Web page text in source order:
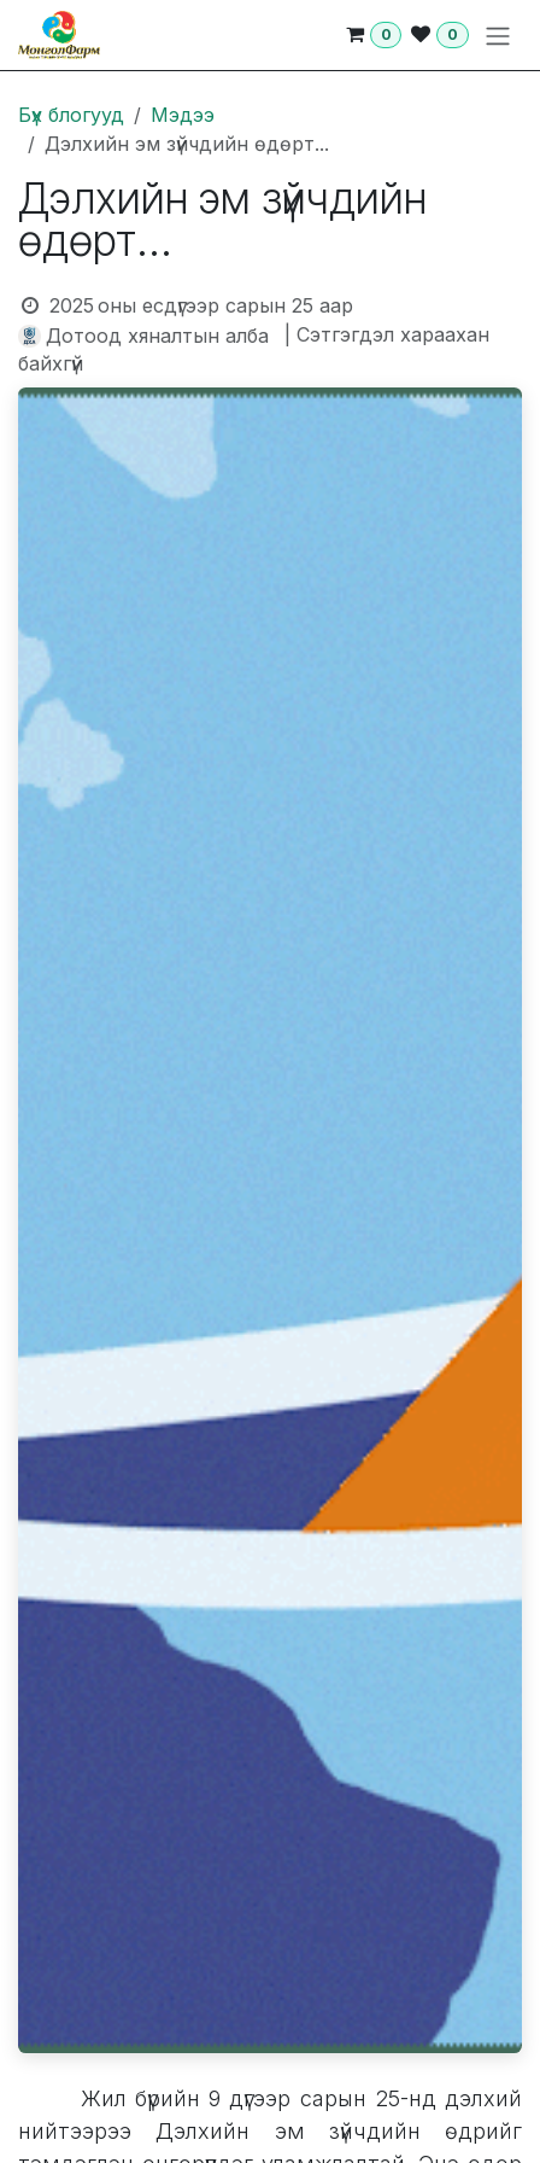
Skip to Content
0 0
Бүх блогууд
Мэдээ
Дэлхийн эм зүйчдийн өдөрт...
Дэлхийн эм зүйчдийн
өдөрт...
2025 оны есдүгээр сарын 25 аар
Дотоод хяналтын алба
| Сэтгэгдэл хараахан
байхгүй
​Жил бүрийн 9 дүгээр сарын 25-нд дэлхий
нийтээрээ Дэлхийн эм зүйчдийн өдрийг